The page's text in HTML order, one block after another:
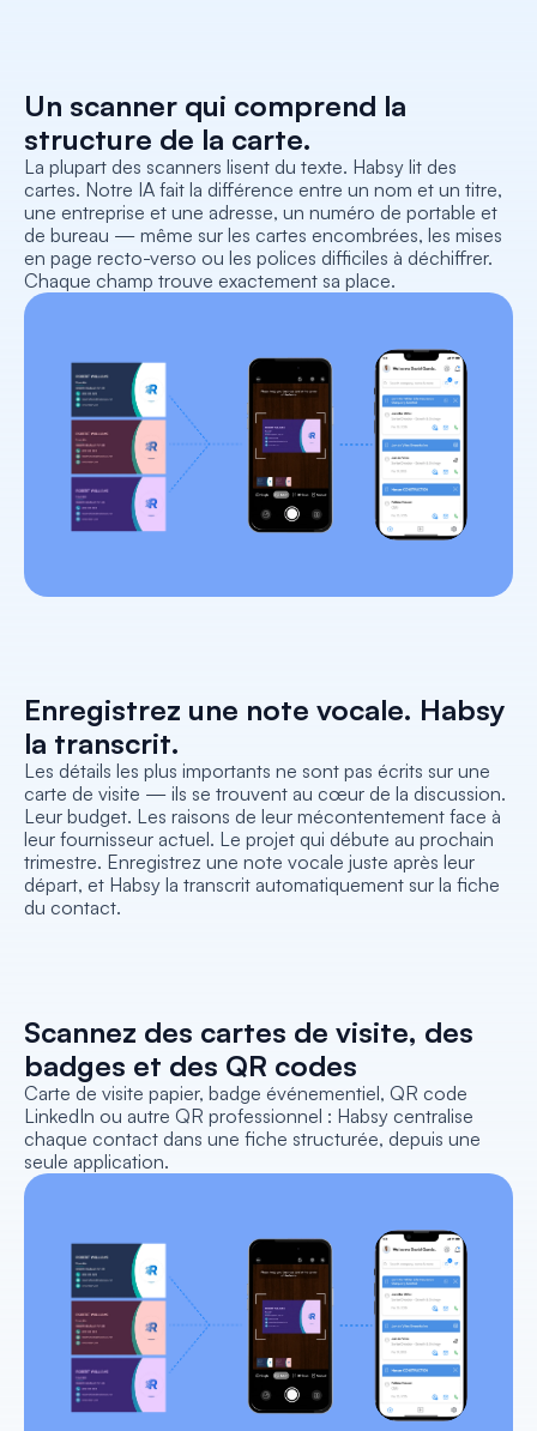
Un scanner qui comprend la
structure de la carte.
La plupart des scanners lisent du texte. Habsy lit des
cartes. Notre IA fait la différence entre un nom et un titre,
une entreprise et une adresse, un numéro de portable et
de bureau — même sur les cartes encombrées, les mises
en page recto-verso ou les polices difficiles à déchiffrer.
Chaque champ trouve exactement sa place.
Enregistrez une note vocale. Habsy
la transcrit.
Les détails les plus importants ne sont pas écrits sur une
carte de visite — ils se trouvent au cœur de la discussion.
Leur budget. Les raisons de leur mécontentement face à
leur fournisseur actuel. Le projet qui débute au prochain
trimestre. Enregistrez une note vocale juste après leur
départ, et Habsy la transcrit automatiquement sur la fiche
du contact.
Scannez des cartes de visite, des
badges et des QR codes
Carte de visite papier, badge événementiel, QR code
LinkedIn ou autre QR professionnel : Habsy centralise
chaque contact dans une fiche structurée, depuis une
seule application.